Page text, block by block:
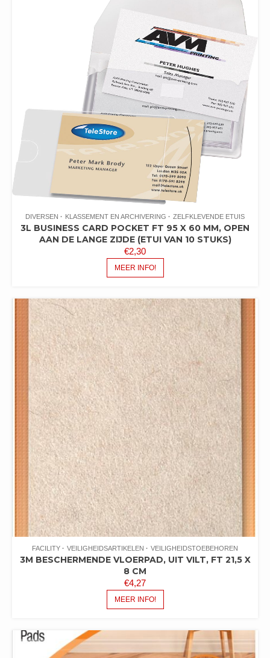
DIVERSEN KLASSEMENT EN ARCHIVERING ZELFKLEVENDE ETUIS
3L BUSINESS CARD POCKET FT 95 X 60 MM, OPEN
AAN DE LANGE ZIJDE (ETUI VAN 10 STUKS)
€2,30
MEER INFO!
FACILITY VEILIGHEIDSARTIKELEN VEILIGHEIDSTOEBEHOREN
3M BESCHERMENDE VLOERPAD, UIT VILT, FT 21,5 X
8 CM
€4,27
MEER INFO!